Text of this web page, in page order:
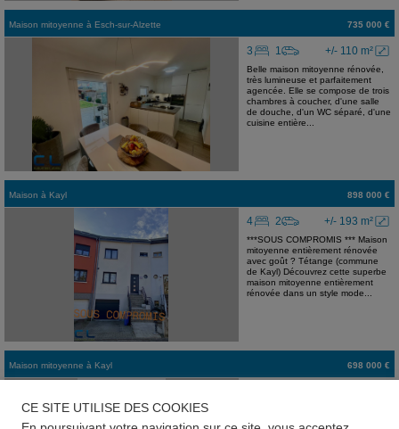
Maison mitoyenne à Esch-sur-Alzette 735 000 €
+/- 110 m²
3 1
Belle maison mitoyenne rénovée,
très lumineuse et parfaitement
agencée. Elle se compose de trois
chambres à coucher, d'une salle
de douche, d'un WC séparé, d'une
cuisine entière...
Maison à Kayl 898 000 €
+/- 193 m²
4 2
***SOUS COMPROMIS *** Maison
mitoyenne entièrement rénovée
avec goût ? Tétange (commune
de Kayl) Découvrez cette superbe
maison mitoyenne entièrement
rénovée dans un style mode...
Maison mitoyenne à Kayl 698 000 €
CE SITE UTILISE DES COOKIES